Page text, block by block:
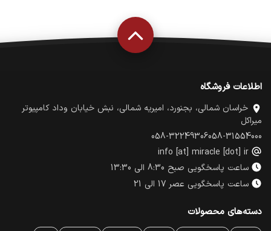
اطلاعات فروشگاه
خراسان شمالی، بجنورد، امیریه شمالی، نبش خیابان وداد کامپیوتر
میراکل
058-31554000
058-32249306
info [at] miracle [dot] ir
ساعت پاسخگویی صبح 8:30 الی 13:30
ساعت پاسخگویی عصر 17 الی 21
دسته‌های محصولات